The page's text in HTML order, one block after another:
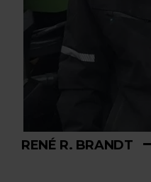
RENÉ R. BRANDT